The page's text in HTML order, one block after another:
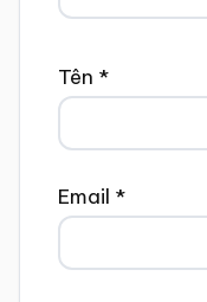
Tên *
Email *